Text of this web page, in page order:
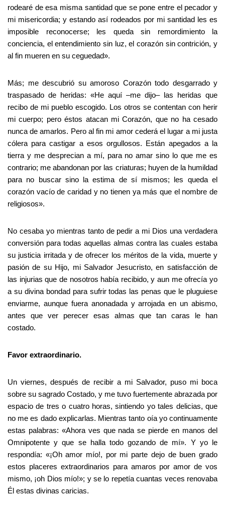
rodearé de esa misma santidad que se pone entre el pecador y
mi misericordia; y estando así rodeados por mi santidad les es
imposible reconocerse; les queda sin remordimiento la
conciencia, el entendimiento sin luz, el corazón sin contrición, y
al fin mueren en su ceguedad».
Más; me descubrió su amoroso Corazón todo desgarrado y
traspasado de heridas: «He aquí –me dijo– las heridas que
recibo de mi pueblo escogido. Los otros se contentan con herir
mi cuerpo; pero éstos atacan mi Corazón, que no ha cesado
nunca de amarlos. Pero al fin mi amor cederá el lugar a mi justa
cólera para castigar a esos orgullosos. Están apegados a la
tierra y me desprecian a mí, para no amar sino lo que me es
contrario; me abandonan por las criaturas; huyen de la humildad
para no buscar sino la estima de sí mismos; les queda el
corazón vacío de caridad y no tienen ya más que el nombre de
religiosos».
No cesaba yo mientras tanto de pedir a mi Dios una verdadera
conversión para todas aquellas almas contra las cuales estaba
su justicia irritada y de ofrecer los méritos de la vida, muerte y
pasión de su Hijo, mi Salvador Jesucristo, en satisfacción de
las injurias que de nosotros había recibido, y aun me ofrecía yo
a su divina bondad para sufrir todas las penas que le pluguiese
enviarme, aunque fuera anonadada y arrojada en un abismo,
antes que ver perecer esas almas que tan caras le han
costado.
Favor extraordinario.
Un viernes, después de recibir a mi Salvador, puso mi boca
sobre su sagrado Costado, y me tuvo fuertemente abrazada por
espacio de tres o cuatro horas, sintiendo yo tales delicias, que
no me es dado explicarlas. Mientras tanto oía yo continuamente
estas palabras: «Ahora ves que nada se pierde en manos del
Omnipotente y que se halla todo gozando de mí». Y yo le
respondía: «¡Oh amor mío!, por mi parte dejo de buen grado
estos placeres extraordinarios para amaros por amor de vos
mismo, ¡oh Dios mío!»; y se lo repetía cuantas veces renovaba
Él estas divinas caricias.